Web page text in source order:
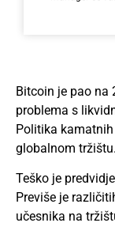
Bitcoin je pao na
problema s
Politika
globalnom tržištu.
Teško je
Previše je
učesnika na